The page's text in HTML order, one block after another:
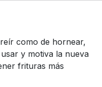
como de hornear,
y motiva la nueva
frituras más